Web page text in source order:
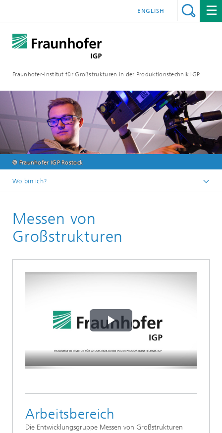
Fraunhofer-Institut für Großstrukturen in der Produktionstechnik IGP
ENGLISH
© Fraunhofer IGP Rostock
Wo bin ich?
Messen von
Großstrukturen
Play
Video
Arbeitsbereich
Die Entwicklungsgruppe Messen von Großstrukturen